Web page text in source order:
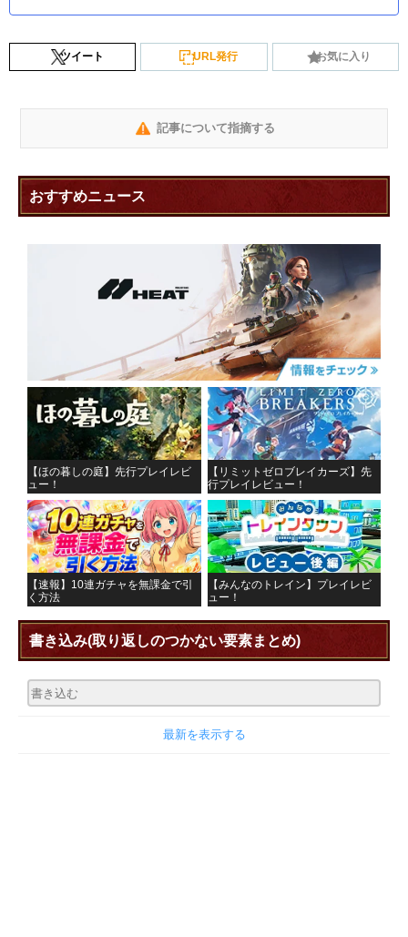
ツイート URL発行 お気に入り
記事について指摘する
おすすめニュース
【ほの暮しの庭】先行プレイレビ
ュー！
【リミットゼロブレイカーズ】先
行プレイレビュー！
【速報】10連ガチャを無課金で引
く方法
【みんなのトレイン】プレイレビ
ュー！
書き込み(取り返しのつかない要素まとめ)
最新を表示する